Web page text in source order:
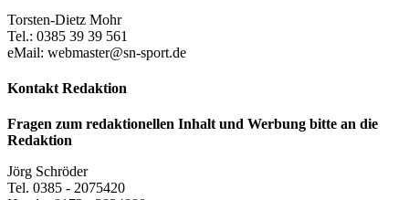
Torsten-Dietz Mohr
Tel.: 0385 39 39 561
eMail: webmaster@sn-sport.de
Kontakt Redaktion
Fragen zum redaktionellen Inhalt und Werbung bitte an die
Redaktion
Jörg Schröder
Tel. 0385 - 2075420